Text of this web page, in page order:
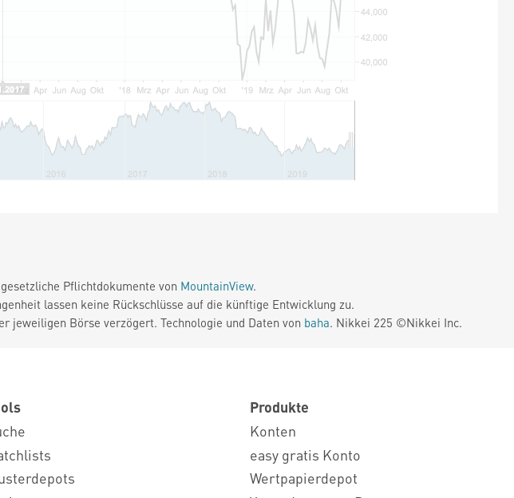
Pflichtdokumente von MountainView.
lassen keine Rückschlüsse auf die künftige Entwicklung zu.
jeweiligen Börse verzögert. Technologie und Daten von baha. Nikkei 225 ©Nikkei Inc.
Produkte
Konten
easy gratis Konto
Wertpapierdepot